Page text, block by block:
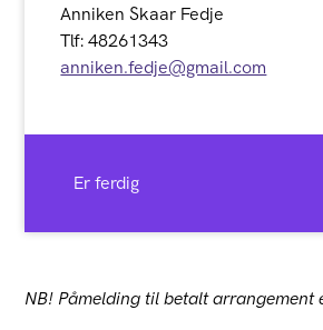
Anniken Skaar Fedje
Tlf: 48261343
anniken.fedje@gmail.com
Er ferdig
NB! Påmelding til betalt arrangement